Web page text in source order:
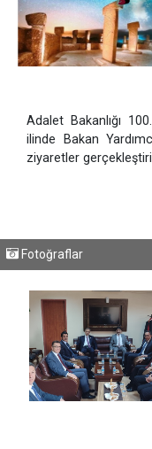
Adalet Bakanlığı
ilinde Bakan
ziyaretler
Fotoğraflar